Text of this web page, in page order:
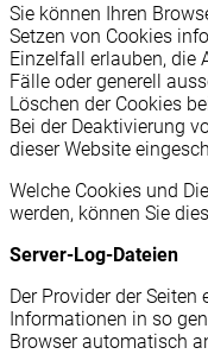
Sie können Ihren
Setzen von Cookies
Einzelfall erlauben, die
Fälle oder generell
Löschen der Cookies
Bei der Deaktivierung
dieser Website
Welche Cookies und
werden, können Sie
Server-Log-Dateien
Der Provider der
Informationen in so
Browser automatisch